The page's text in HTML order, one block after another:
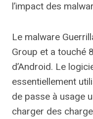
l’impact des
Le malware
Group et a touché
d’Android. Le
essentiellement
de passe à usage
charger des